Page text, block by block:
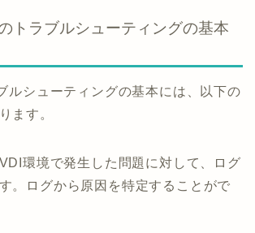
トラブルシューティングの基本
ルシューティングの基本には、以下の
ます。
環境で発生した問題に対して、ログ
。ログから原因を特定することがで